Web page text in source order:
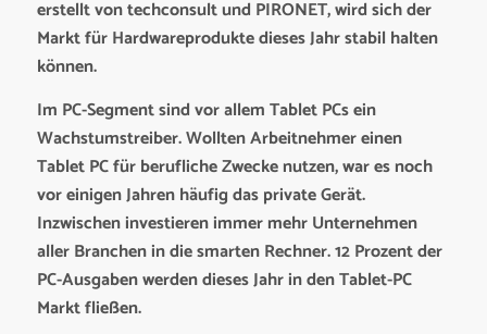
erstellt von techconsult und PIRONET, wird sich der
Markt für Hardwareprodukte dieses Jahr stabil halten
können.
Im PC-Segment sind vor allem Tablet PCs ein
Wachstumstreiber. Wollten Arbeitnehmer einen
Tablet PC für berufliche Zwecke nutzen, war es noch
vor einigen Jahren häufig das private Gerät.
Inzwischen investieren immer mehr Unternehmen
aller Branchen in die smarten Rechner. 12 Prozent der
PC-Ausgaben werden dieses Jahr in den Tablet-PC
Markt fließen.